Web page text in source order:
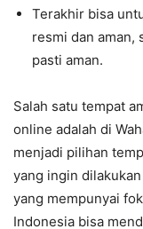
Terakhir bisa
resmi dan aman,
pasti aman.
Salah satu tempat
online adalah di
menjadi pilihan
yang ingin
yang mempunyai
Indonesia bisa